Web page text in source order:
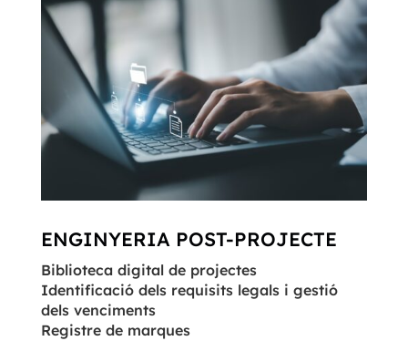
ENGINYERIA POST-PROJECTE
Biblioteca digital de projectes
Identificació dels requisits legals i gestió
dels venciments
Registre de marques